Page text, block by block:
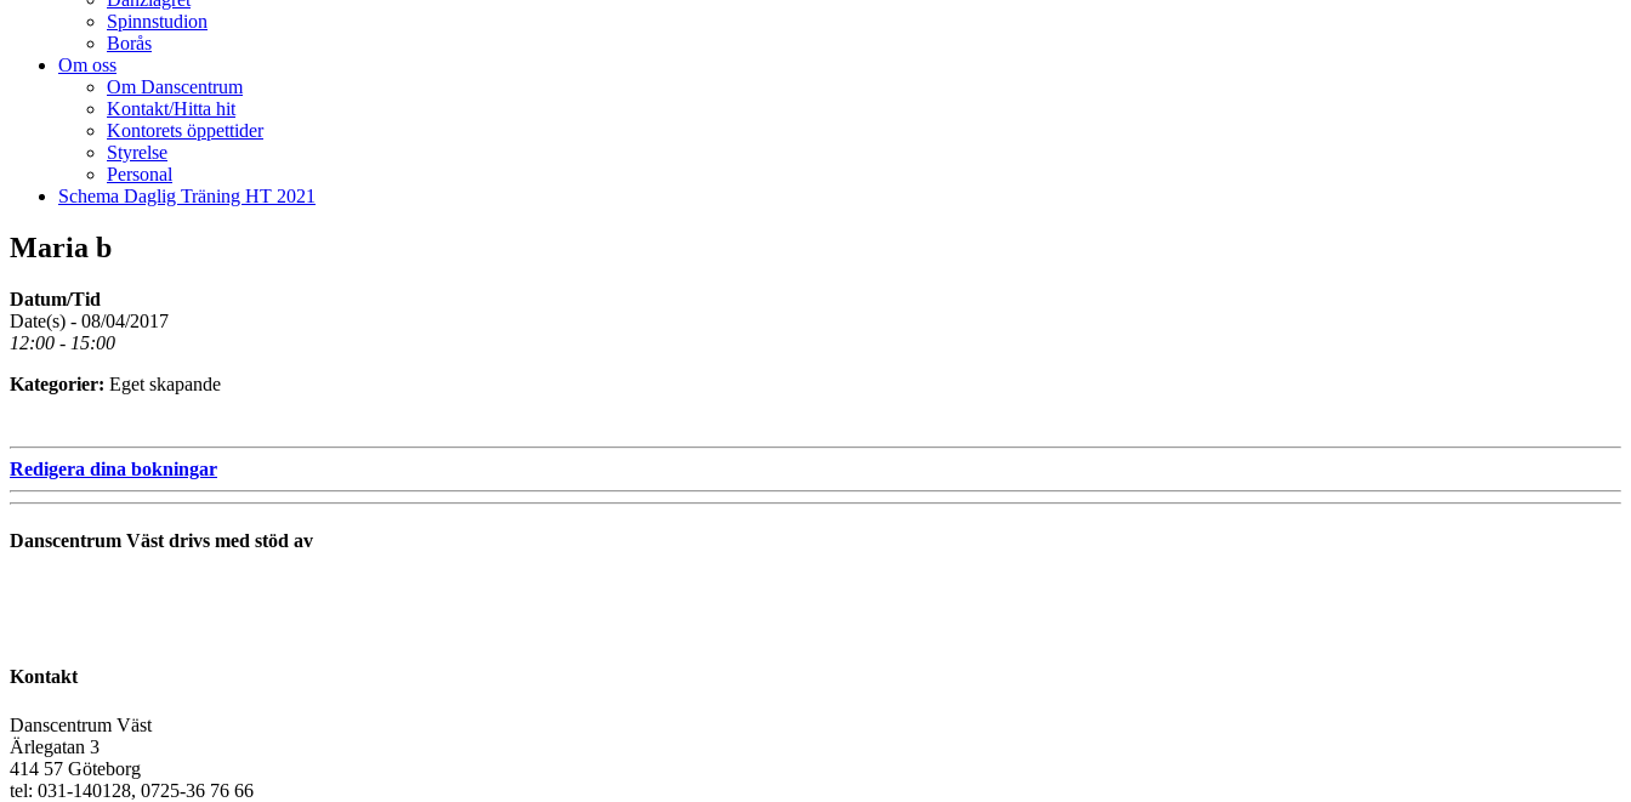
Spinnstudion
Borås
Om oss
Om Danscentrum
Kontakt/Hitta hit
Kontorets öppettider
Styrelse
Personal
Schema Daglig Träning HT 2021
Maria b
Datum/Tid
Date(s) - 08/04/2017
12:00 - 15:00
Kategorier: Eget skapande
Redigera dina bokningar
Danscentrum Väst drivs med stöd av
Kontakt
Danscentrum Väst
Ärlegatan 3
414 57 Göteborg
tel: 031-140128, 0725-36 76 66